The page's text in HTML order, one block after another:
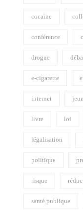
cocaïne
conférence
drogue
e-cigarette
internet
livre loi
légalisation
politique
risque
santé publique